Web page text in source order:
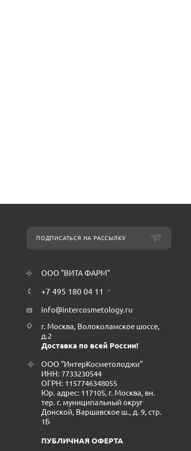
ПОДПИСАТЬСЯ НА РАССЫЛКУ
ООО "ВИТА ФАРМ"
+7 495 180 04 11
info@intercosmetology.ru
г. Москва, Волоколамское шоссе,
д.2
Доставка по всей России!
ООО "ИнтерКосметолоджи"
ИНН: 7733230544
ОГРН: 1157746348055
Юр. адрес: 117105, г. Москва, вн.
тер. г. муниципальный округ
Донской, Варшавское ш., д. 9, стр.
1Б
ПУБЛИЧНАЯ ОФЕРТА